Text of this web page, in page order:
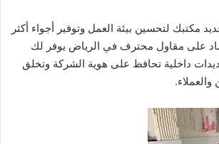
مكتبك لتحسين بيئة العمل وتوفير أجواء أكثر
على مقاول محترف في الرياض يوفر لك
داخلية تحافظ على هوية الشركة وتخلق